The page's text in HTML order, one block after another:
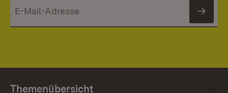
Themenübersicht